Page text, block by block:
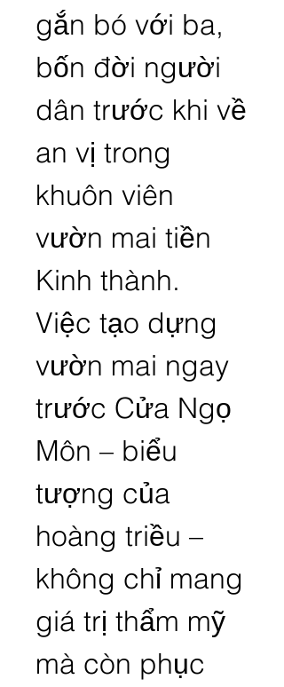
gắn bó với ba,
bốn đời người
dân trước khi về
an vị trong
khuôn viên
vườn mai tiền
Kinh thành.
Việc tạo dựng
vườn mai ngay
trước Cửa Ngọ
Môn – biểu
tượng của
hoàng triều –
không chỉ mang
giá trị thẩm mỹ
mà còn phục